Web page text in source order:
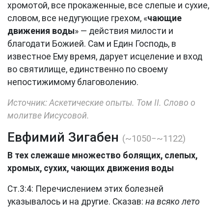
хромотой, все прокаженные, все слепые и сухие,
словом, все недугующие грехом, «чающие
движения воды» — действия милости и
благодати Божией. Сам и Един Господь, в
известное Ему время, дарует исцеление и вход
во святилище, единственно по своему
непостижимому благоволению.
Источник: Аскетические опыты. Том II. Слово о
молитве Иисусовой.
Евфимий Зигабен (~1050−~1122)
В тех слежаше множество болящих, слепых,
хромых, сухих, чающих движения воды
Ст.3:4: Перечислением этих болезней
указывалось и на другие. Сказав: на всяко лето